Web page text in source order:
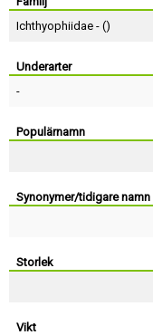
Ichthyophiidae - ()
Underarter
-
Populärnamn
Synonymer/tidigare namn
Storlek
Vikt